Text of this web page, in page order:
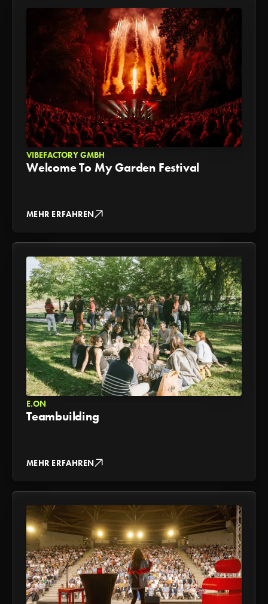
VIBEFACTORY GMBH
Welcome To My Garden Festival
MEHR ERFAHREN
E.ON
Teambuilding
MEHR ERFAHREN